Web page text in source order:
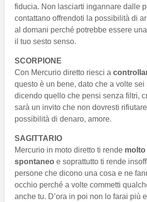
fiducia. Non lasciarti ingannare dalle
contattano offrendoti la possibilità di
al domani perché potrebbe essere
il tuo sesto senso.
SCORPIONE
Con Mercurio diretto riesci a
questo è un bene, dato che a volte
dicendo quello che pensi senza filtri,
sarà un invito che non dovresti
possibilità di denaro, amore.
SAGITTARIO
Mercurio in moto diretto ti rende
spontaneo e soprattutto ti rende
persone che dicono una cosa e ne
occhio perché a volte commetti
anche tu. D’ora in poi non lo farai più